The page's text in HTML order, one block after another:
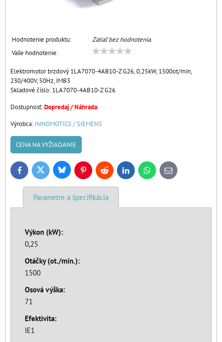
Hodnotenie produktu:
Zatiaľ bez hodnotenia.
Vaše hodnotenie:
Elektromotor brzdový 1LA7070-4AB10-Z G26, 0,25kW, 1500ot/min,
230/400V, 50Hz, IMB3
Skladové číslo: 1LA7070-4AB10-Z G26
Dostupnosť:Dopredaj / Náhrada
Výrobca: INNOMOTICS / SIEMENS
CENA NA VYŽIADANIE
FacebookTwitter BlueskyPinterestReddit LinkedInWhatsApp
E-
mail
Parametre a špecifikácia
Výkon (kW):
0,25
Otáčky (ot./min.):
1500
Osová výška:
71
Efektivita:
IE1